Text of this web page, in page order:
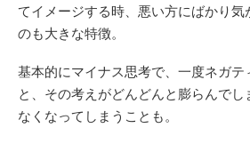
てイメージする時、悪い方にばかり気
のも大きな特徴。
基本的にマイナス思考で、一度ネガテ
と、その考えがどんどんと膨らんで
なくなってしまうことも。